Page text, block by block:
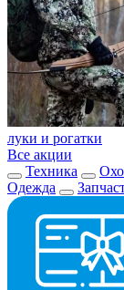
луки и рогатки
Все акции
Техника
Одежда